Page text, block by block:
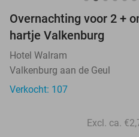
Overnachting voor 2 +
hartje Valkenburg
Hotel Walram
Valkenburg aan de Geul
Verkocht: 107
Excl. ca.